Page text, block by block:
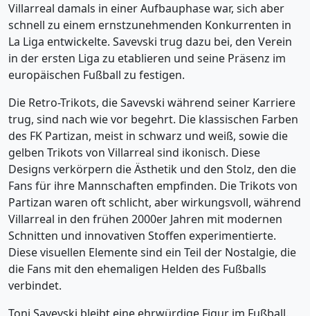
Villarreal damals in einer Aufbauphase war, sich aber
schnell zu einem ernstzunehmenden Konkurrenten in
La Liga entwickelte. Savevski trug dazu bei, den Verein
in der ersten Liga zu etablieren und seine Präsenz im
europäischen Fußball zu festigen.
Die Retro-Trikots, die Savevski während seiner Karriere
trug, sind nach wie vor begehrt. Die klassischen Farben
des FK Partizan, meist in schwarz und weiß, sowie die
gelben Trikots von Villarreal sind ikonisch. Diese
Designs verkörpern die Ästhetik und den Stolz, den die
Fans für ihre Mannschaften empfinden. Die Trikots von
Partizan waren oft schlicht, aber wirkungsvoll, während
Villarreal in den frühen 2000er Jahren mit modernen
Schnitten und innovativen Stoffen experimentierte.
Diese visuellen Elemente sind ein Teil der Nostalgie, die
die Fans mit den ehemaligen Helden des Fußballs
verbindet.